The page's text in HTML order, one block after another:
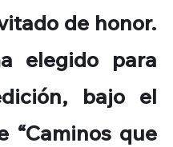
de honor.
elegido para
bajo el
“Caminos que